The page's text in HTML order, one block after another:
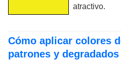
atractivo.
Cómo aplicar colores
patrones y degradados